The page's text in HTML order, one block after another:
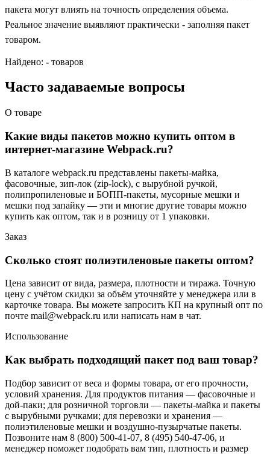
пакета могут влиять на точность определения объема.
Реальное значение выявляют практически - заполняя пакет
товаром.
Найдено: - товаров
Часто задаваемые вопросы
О товаре
Какие виды пакетов можно купить оптом в
интернет-магазине Webpack.ru?
В каталоге webpack.ru представлены пакеты-майка,
фасовочные, зип-лок (zip-lock), с вырубной ручкой,
полипропиленовые и БОПП-пакеты, мусорные мешки и
мешки под запайку — эти и многие другие товары можно
купить как оптом, так и в розницу от 1 упаковки.
Заказ
Сколько стоят полиэтиленовые пакеты оптом?
Цена зависит от вида, размера, плотности и тиража. Точную
цену с учётом скидки за объём уточняйте у менеджера или в
карточке товара. Вы можете запросить КП на крупный опт по
почте mail@webpack.ru или написать нам в чат.
Использование
Как выбрать подходящий пакет под ваш товар?
Подбор зависит от веса и формы товара, от его прочности,
условий хранения. Для продуктов питания — фасовочные и
дой-паки; для розничной торговли — пакеты-майка и пакеты
с вырубными ручками; для перевозки и хранения —
полиэтиленовые мешки и воздушно-пузырчатые пакеты.
Позвоните нам 8 (800) 500-41-07, 8 (495) 540-47-06, и
менеджер поможет подобрать вам тип, плотность и размер